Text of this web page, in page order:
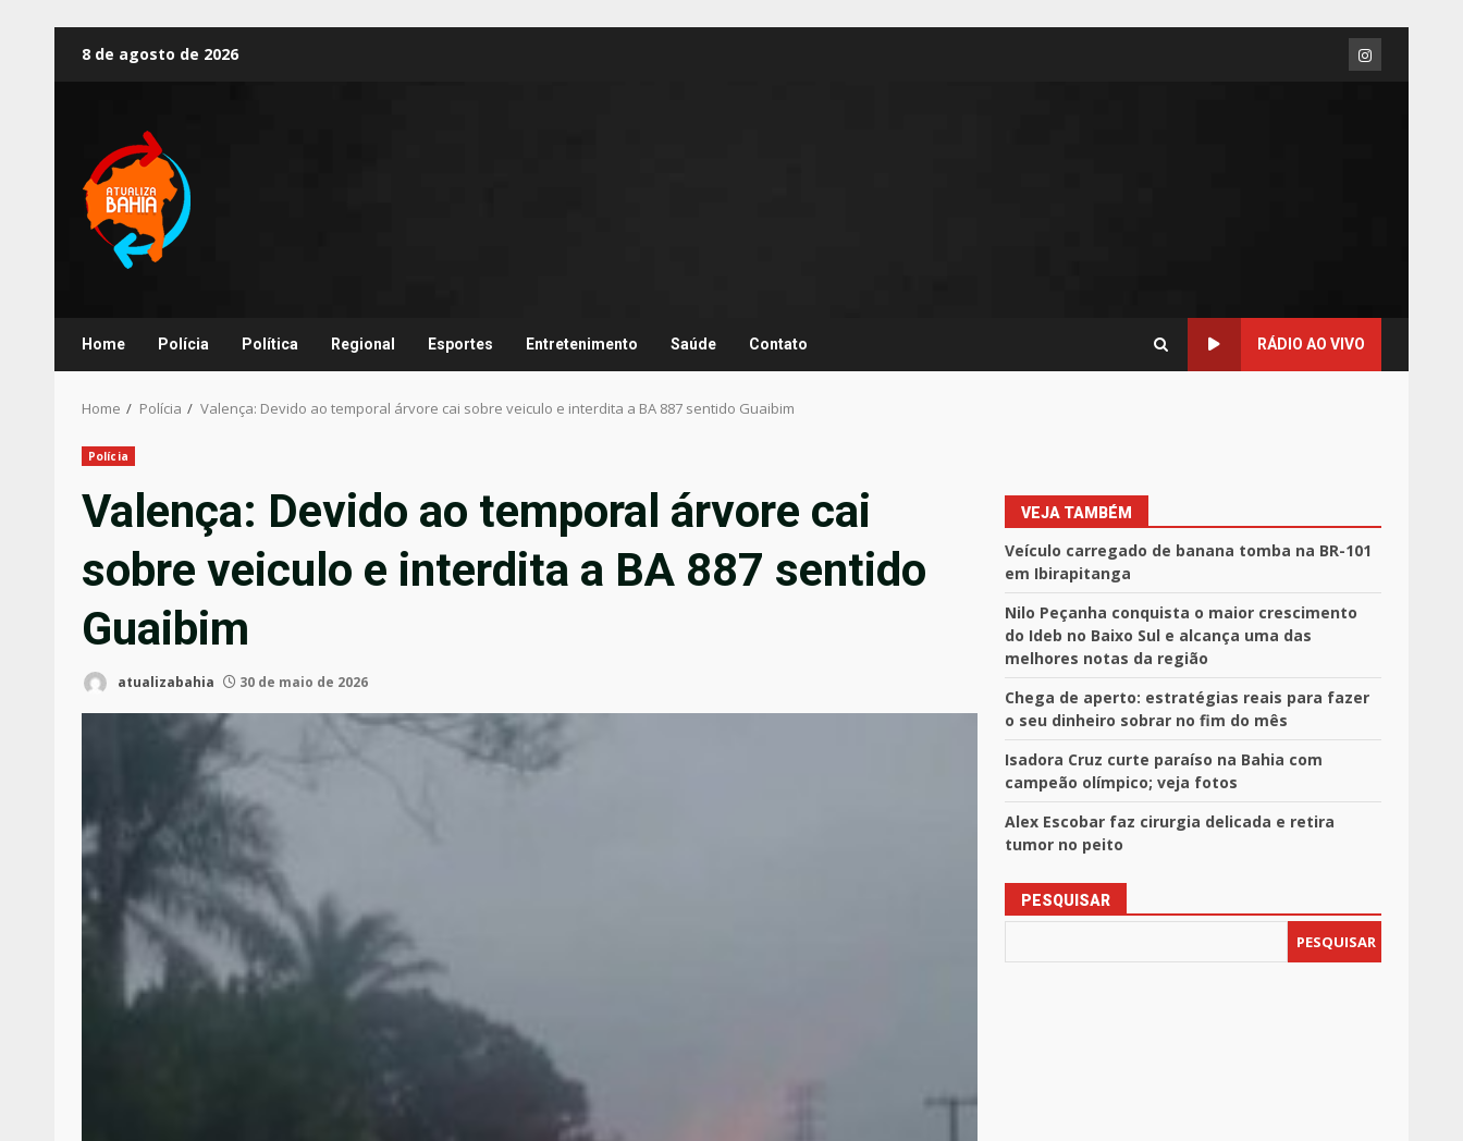
8 de agosto de 2026
Home Polícia Política Regional Esportes Entretenimento Saúde Contato RÁDIO AO VIVO
Home Polícia Valença: Devido ao temporal árvore cai sobre veiculo e interdita a BA 887 sentido Guaibim
Polícia
Valença: Devido ao temporal árvore cai
sobre veiculo e interdita a BA 887 sentido
Guaibim
atualizabahia 30 de maio de 2026
VEJA TAMBÉM
Veículo carregado de banana tomba na BR-101
em Ibirapitanga
Nilo Peçanha conquista o maior crescimento
do Ideb no Baixo Sul e alcança uma das
melhores notas da região
Chega de aperto: estratégias reais para fazer
o seu dinheiro sobrar no fim do mês
Isadora Cruz curte paraíso na Bahia com
campeão olímpico; veja fotos
Alex Escobar faz cirurgia delicada e retira
tumor no peito
PESQUISAR
PESQUISAR